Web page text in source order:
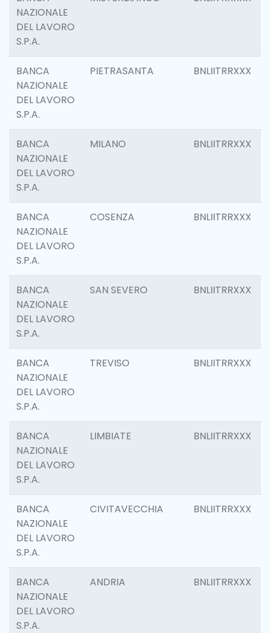
NAZIONALE
DEL LAVORO
S.P.A.
BANCA
NAZIONALE
DEL LAVORO
S.P.A.
PIETRASANTA BNLIITRRXXX
BANCA
NAZIONALE
DEL LAVORO
S.P.A.
MILANO BNLIITRRXXX
BANCA
NAZIONALE
DEL LAVORO
S.P.A.
COSENZA BNLIITRRXXX
BANCA
NAZIONALE
DEL LAVORO
S.P.A.
SAN SEVERO BNLIITRRXXX
BANCA
NAZIONALE
DEL LAVORO
S.P.A.
TREVISO BNLIITRRXXX
BANCA
NAZIONALE
DEL LAVORO
S.P.A.
LIMBIATE BNLIITRRXXX
BANCA
NAZIONALE
DEL LAVORO
S.P.A.
CIVITAVECCHIA BNLIITRRXXX
BANCA
NAZIONALE
DEL LAVORO
S.P.A.
ANDRIA BNLIITRRXXX